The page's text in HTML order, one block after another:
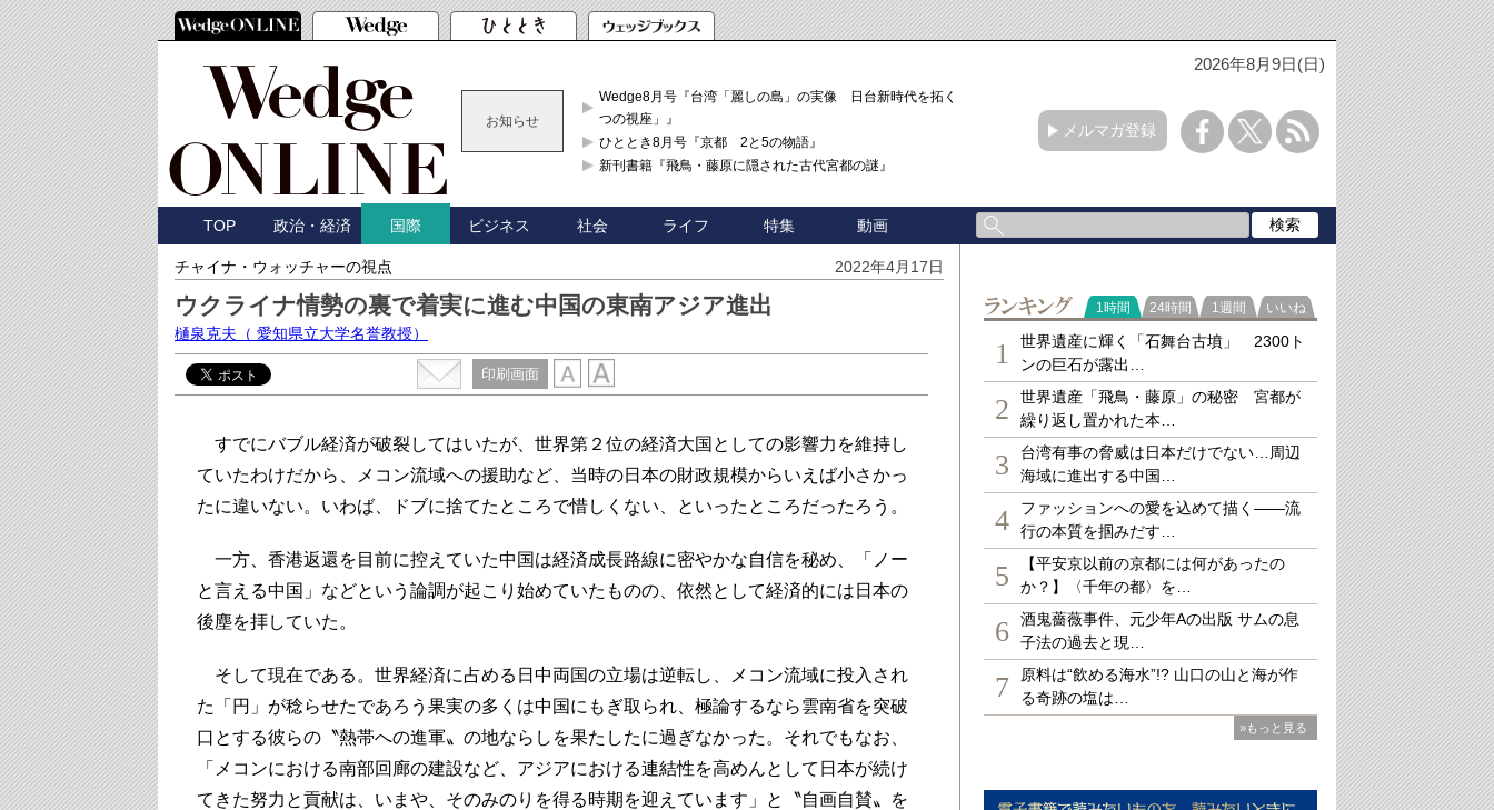
2026年8月9日(日)
お知らせ
Wedge8月号『台湾「麗しの島」の実像 日台新時代を拓く「3
つの視座」』
ひととき8月号『京都 2と5の物語』
新刊書籍『飛鳥・藤原に隠された古代宮都の謎』
メルマガ登録
TOP 政治・経済 国際 ビジネス 社会 ライフ 特集 動画
チャイナ・ウォッチャーの視点 2022年4月17日
ウクライナ情勢の裏で着実に進む中国の東南アジア進出
樋泉克夫 （ 愛知県立大学名誉教授）
印刷画面
すでにバブル経済が破裂してはいたが、世界第２位の経済大国としての影響力を維持し
ていたわけだから、メコン流域への援助など、当時の日本の財政規模からいえば小さかっ
たに違いない。いわば、ドブに捨てたところで惜しくない、といったところだったろう。
一方、香港返還を目前に控えていた中国は経済成長路線に密やかな自信を秘め、「ノー
と言える中国」などという論調が起こり始めていたものの、依然として経済的には日本の
後塵を拝していた。
そして現在である。世界経済に占める日中両国の立場は逆転し、メコン流域に投入され
た「円」が稔らせたであろう果実の多くは中国にもぎ取られ、極論するなら雲南省を突破
口とする彼らの〝熱帯への進軍〟の地ならしを果たしたに過ぎなかった。それでもなお、
「メコンにおける南部回廊の建設など、アジアにおける連結性を高めんとして日本が続け
てきた努力と貢献は、いまや、そのみのりを得る時期を迎えています」と〝自画自賛〟を
ランキング
1時間 24時間 1週間 いいね
1
世界遺産に輝く「石舞台古墳」 2300ト
ンの巨石が露出…
2
世界遺産「飛鳥・藤原」の秘密 宮都が
繰り返し置かれた本…
3
台湾有事の脅威は日本だけでない…周辺
海域に進出する中国…
4
ファッションへの愛を込めて描く――流
行の本質を掴みだす…
5
【平安京以前の京都には何があったの
か？】〈千年の都〉を…
6
酒鬼薔薇事件、元少年Aの出版 サムの息
子法の過去と現…
7
原料は“飲める海水”!? 山口の山と海が作
る奇跡の塩は…
»もっと見る